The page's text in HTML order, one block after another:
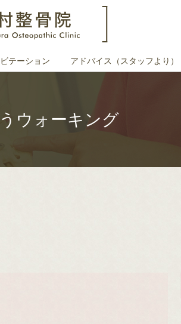
テーション アドバイス（スタッフより）
ウォーキング